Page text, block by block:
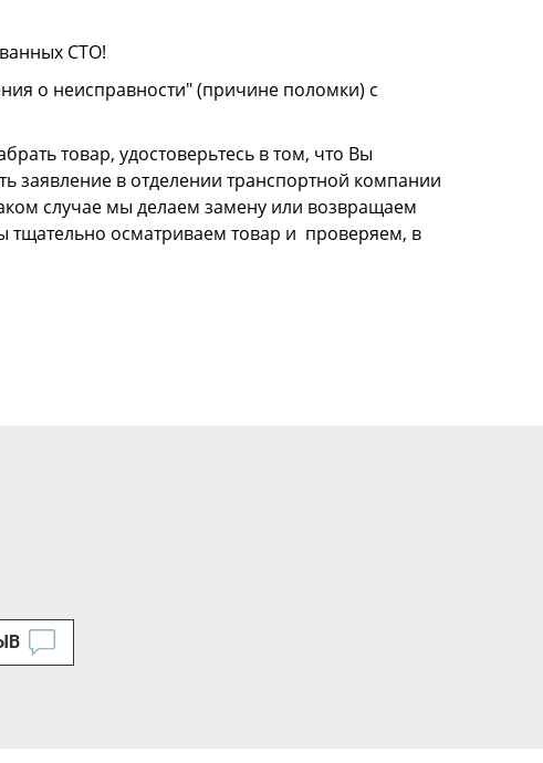
СТО!
о неисправности" (причине поломки) с
товар, удостоверьтесь в том, что Вы
заявление в отделении транспортной компании
случае мы делаем замену или возвращаем
тщательно осматриваем товар и проверяем, в